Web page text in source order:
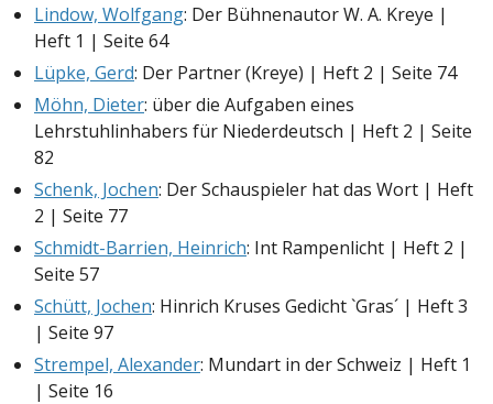
Lindow, Wolfgang: Der Bühnenautor W. A. Kreye |
Heft 1 | Seite 64
Lüpke, Gerd: Der Partner (Kreye) | Heft 2 | Seite 74
Möhn, Dieter: über die Aufgaben eines
Lehrstuhlinhabers für Niederdeutsch | Heft 2 | Seite
82
Schenk, Jochen: Der Schauspieler hat das Wort | Heft
2 | Seite 77
Schmidt-Barrien, Heinrich: Int Rampenlicht | Heft 2 |
Seite 57
Schütt, Jochen: Hinrich Kruses Gedicht `Gras´ | Heft 3
| Seite 97
Strempel, Alexander: Mundart in der Schweiz | Heft 1
| Seite 16